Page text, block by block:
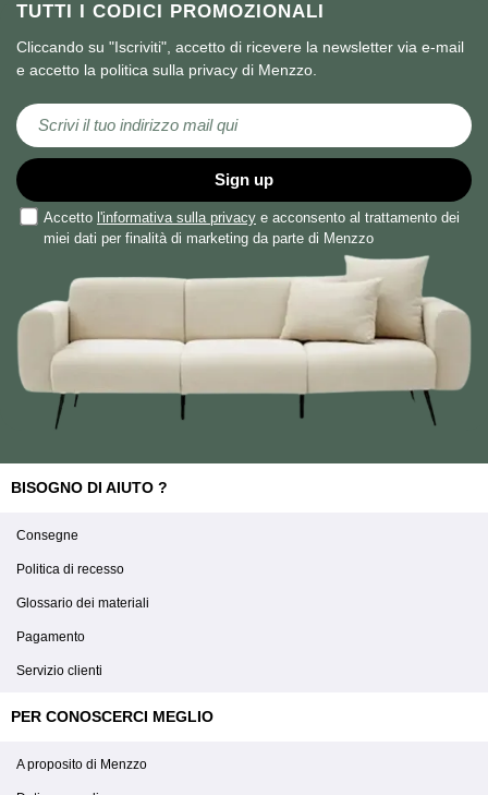
TUTTI I CODICI PROMOZIONALI
Cliccando su "Iscriviti", accetto di ricevere la newsletter via e-mail
e accetto la politica sulla privacy di Menzzo.
Iscriviti alla nostra Newsletter:
Sign up
Accetto l'informativa sulla privacy e acconsento al trattamento dei
miei dati per finalità di marketing da parte di Menzzo
BISOGNO DI AIUTO ?
Consegne
Politica di recesso
Glossario dei materiali
Pagamento
Servizio clienti
PER CONOSCERCI MEGLIO
A proposito di Menzzo